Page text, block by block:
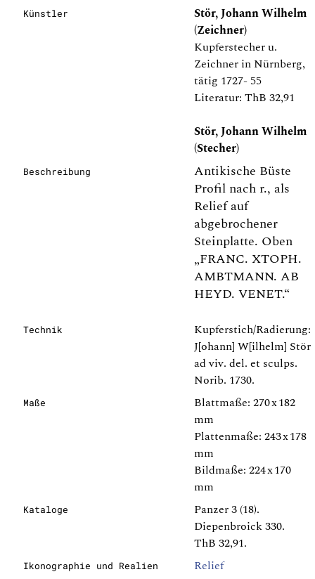
Künstler
Stör, Johann Wilhelm
(Zeichner)
Kupferstecher u.
Zeichner in Nürnberg,
tätig 1727- 55
Literatur: ThB 32,91
Stör, Johann Wilhelm
(Stecher)
Beschreibung
Antikische Büste
Profil nach r., als
Relief auf
abgebrochener
Steinplatte. Oben
„FRANC. XTOPH.
AMBTMANN. AB
HEYD. VENET.“
Technik
Kupferstich/Radierung:
J[ohann] W[ilhelm] Stör
ad viv. del. et sculps.
Norib. 1730.
Maße
Blattmaße: 270 x 182
mm
Plattenmaße: 243 x 178
mm
Bildmaße: 224 x 170
mm
Kataloge
Panzer 3 (18).
Diepenbroick 330.
ThB 32,91.
Ikonographie und Realien Relief